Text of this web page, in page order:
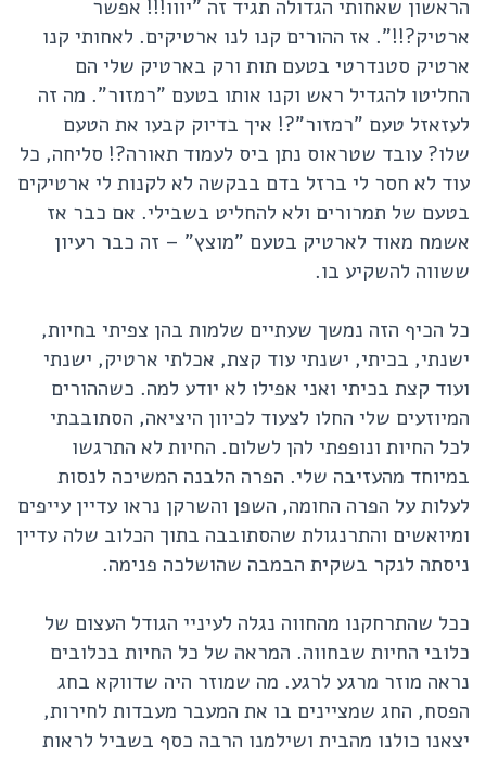
הראשון שאחותי הגדולה תגיד זה "יווו!!! אפשר
ארטיק?!!". אז ההורים קנו לנו ארטיקים. לאחותי קנו
ארטיק סטנדרטי בטעם תות ורק בארטיק שלי הם
החליטו להגדיל ראש וקנו אותו בטעם "רמזור". מה זה
לעזאזל טעם "רמזור"?! איך בדיוק קבעו את הטעם
שלו? עובד שטראוס נתן ביס לעמוד תאורה?! סליחה, כל
עוד לא חסר לי ברזל בדם בבקשה לא לקנות לי ארטיקים
בטעם של תמרורים ולא להחליט בשבילי. אם כבר אז
אשמח מאוד לארטיק בטעם "מוצץ" – זה כבר רעיון
ששווה להשקיע בו.
כל הכיף הזה נמשך שעתיים שלמות בהן צפיתי בחיות,
ישנתי, בכיתי, ישנתי עוד קצת, אכלתי ארטיק, ישנתי
ועוד קצת בכיתי ואני אפילו לא יודע למה. כשההורים
המיוזעים שלי החלו לצעוד לכיוון היציאה, הסתובבתי
לכל החיות ונופפתי להן לשלום. החיות לא התרגשו
במיוחד מהעזיבה שלי. הפרה הלבנה המשיכה לנסות
לעלות על הפרה החומה, השפן והשרקן נראו עדיין עייפים
ומיואשים והתרנגולת שהסתובבה בתוך הכלוב שלה עדיין
ניסתה לנקר בשקית הבמבה שהושלכה פנימה.
ככל שהתרחקנו מהחווה נגלה לעיניי הגודל העצום של
כלובי החיות שבחווה. המראה של כל החיות בכלובים
נראה מוזר מרגע לרגע. מה שמוזר היה שדווקא בחג
הפסח, החג שמציינים בו את המעבר מעבדות לחירות,
יצאנו כולנו מהבית ושילמנו הרבה כסף בשביל לראות